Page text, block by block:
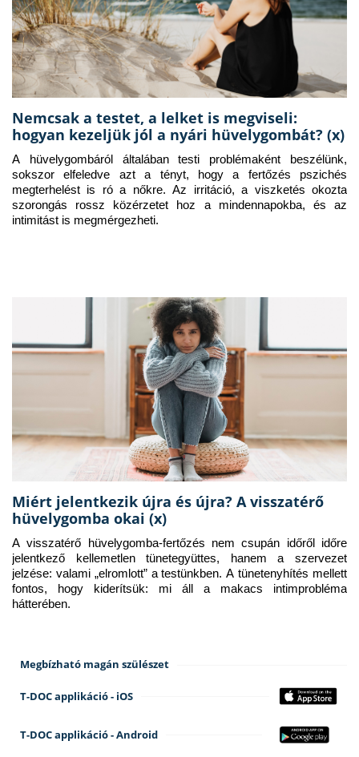
Nemcsak a testet, a lelket is megviseli:
hogyan kezeljük jól a nyári hüvelygombát? (x)
A hüvelygombáról általában testi problémaként beszélünk,
sokszor elfeledve azt a tényt, hogy a fertőzés pszichés
megterhelést is ró a nőkre. Az irritáció, a viszketés okozta
szorongás rossz közérzetet hoz a mindennapokba, és az
intimitást is megmérgezheti.
Miért jelentkezik újra és újra? A visszatérő
hüvelygomba okai (x)
A visszatérő hüvelygomba-fertőzés nem csupán időről időre
jelentkező kellemetlen tünetegyüttes, hanem a szervezet
jelzése: valami „elromlott” a testünkben. A tünetenyhítés mellett
fontos, hogy kiderítsük: mi áll a makacs intimprobléma
hátterében.
Megbízható magán szülészet
T-DOC applikáció - iOS
T-DOC applikáció - Android